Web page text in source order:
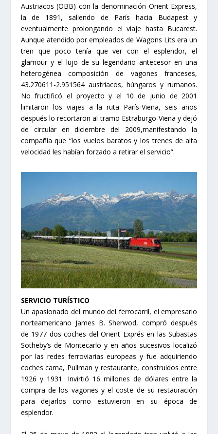
Austriacos (OBB) con la denominación Orient Express,
la de 1891, saliendo de París hacia Budapest y
eventualmente prolongando el viaje hasta Bucarest.
Aunque atendido por empleados de Wagons Lits era un
tren que poco tenía que ver con el esplendor, el
glamour y el lujo de su legendario antecesor en una
heterogénea composición de vagones franceses,
43.270611-2.951564 austriacos, húngaros y rumanos.
No fructificó el proyecto y el 10 de junio de 2001
limitaron los viajes a la ruta París-Viena, seis años
después lo recortaron al tramo Estraburgo-Viena y dejó
de circular en diciembre del 2009,manifestando la
compañía que “los vuelos baratos y los trenes de alta
velocidad les habían forzado a retirar el servicio”.
SERVICIO TURÍSTICO
Un apasionado del mundo del ferrocarril, el empresario
norteamericano James B. Sherwod, compró después
de 1977 dos coches del Orient Exprés en las Subastas
Sotheby’s de Montecarlo y en años sucesivos localizó
por las redes ferroviarias europeas y fue adquiriendo
coches cama, Pullman y restaurante, construidos entre
1926 y 1931. Invirtió 16 millones de dólares entre la
compra de los vagones y el coste de su restauración
para dejarlos como estuvieron en su época de
esplendor.